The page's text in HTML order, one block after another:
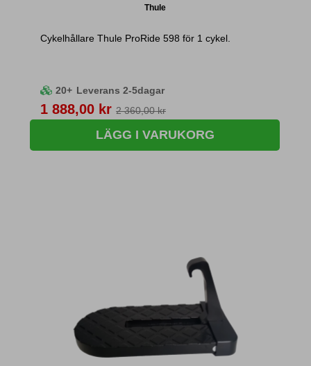
Thule
Cykelhållare Thule ProRide 598 för 1 cykel.
20+ Leverans 2-5dagar
Pris
1 888,00 kr 2 360,00 kr
LÄGG I VARUKORG